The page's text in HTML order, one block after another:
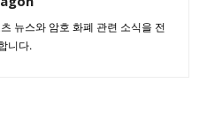
뉴스와 암호 화폐 관련 소식을 전
니다.